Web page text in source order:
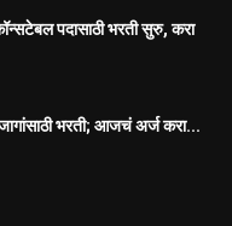
पदासाठी भरती सुरु, करा
भरती; आजचं अर्ज करा...